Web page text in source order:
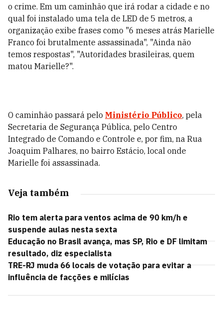
o crime. Em um caminhão que irá rodar a cidade e no
qual foi instalado uma tela de LED de 5 metros, a
organização exibe frases como "6 meses atrás Marielle
Franco foi brutalmente assassinada", "Ainda não
temos respostas", "Autoridades brasileiras, quem
matou Marielle?".
O caminhão passará pelo Ministério Público, pela
Secretaria de Segurança Pública, pelo Centro
Integrado de Comando e Controle e, por fim, na Rua
Joaquim Palhares, no bairro Estácio, local onde
Marielle foi assassinada.
Veja também
Rio tem alerta para ventos acima de 90 km/h e
suspende aulas nesta sexta
Educação no Brasil avança, mas SP, Rio e DF limitam
resultado, diz especialista
TRE-RJ muda 66 locais de votação para evitar a
influência de facções e milícias